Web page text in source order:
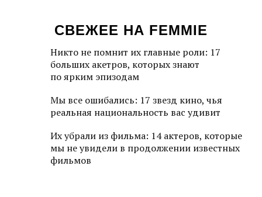
СВЕЖЕЕ НА FEMMIE
Никто не помнит их главные роли: 17
больших акетров, которых знают
по ярким эпизодам
Мы все ошибались: 17 звезд кино, чья
реальная национальность вас удивит
Их убрали из фильма: 14 актеров, которые
мы не увидели в продолжении известных
фильмов